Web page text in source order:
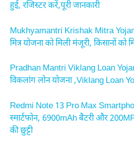
हुई, रजिस्टर करें,पूरी जानकारी
Mukhyamantri Krishak Mitra
मित्र योजना को मिली मंजूरी, किसानों को
Pradhan Mantri Viklang Loan
विकलांग लोन योजना ,Viklang Loan
Redmi Note 13 Pro Max
स्मार्टफोन, 6900mAh बैटरी और
की छुट्टी